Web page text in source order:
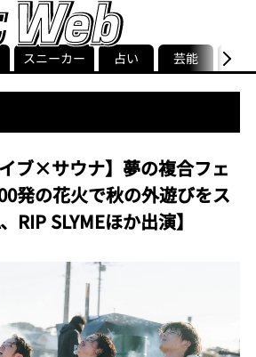
smart最新号
記事一覧ランキング
ストリ
スニーカー 占い 芸能 グル
ブ×サウナ】夢の複合フェ
発の花火で秋の外遊びをス
RIP SLYMEほか出演】